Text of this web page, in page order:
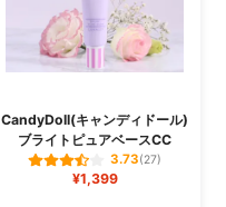
CandyDoll(キャンディドール)
ブライトピュアベースCC
3.73(27)
¥1,399